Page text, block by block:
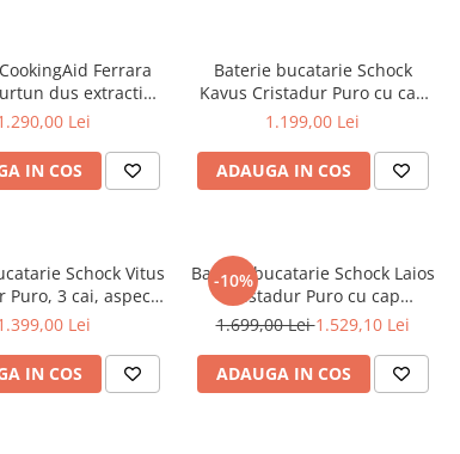
Ferrara
dus extractibil
schimbare dus/jet,
Lei
IN COS
Baterie bucatarie Schock
Kavus Cristadur Puro cu cap
extractibil, aspect granit,
1.199,00 Lei
ADAUGA IN COS
Schock Vitus
Puro, 3 cai, aspect
ceramic, negru
Lei
IN COS
-10%
Baterie bucatarie Schock Laios
Cristadur Puro cu cap
extractibil, aspect granit,
1.699,00 Lei1.529,10 Lei
ADAUGA IN COS